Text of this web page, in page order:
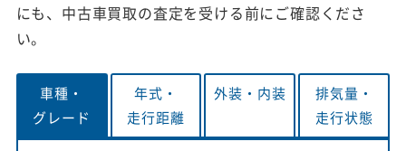
にも、中古車買取の査定を受ける前にご確認くださ
い。
車種・
グレード
年式・
走行距離
外装・ 内装
排気量・
走行状態